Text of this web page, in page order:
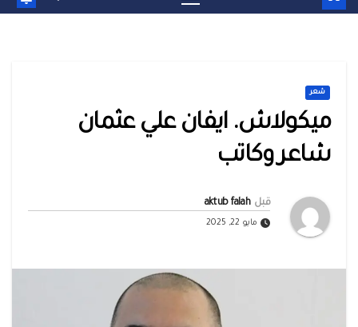
شعر
ميكولاش. ايفان علي عثمان
شاعر وكاتب
قبل aktub falah
مايو 22, 2025